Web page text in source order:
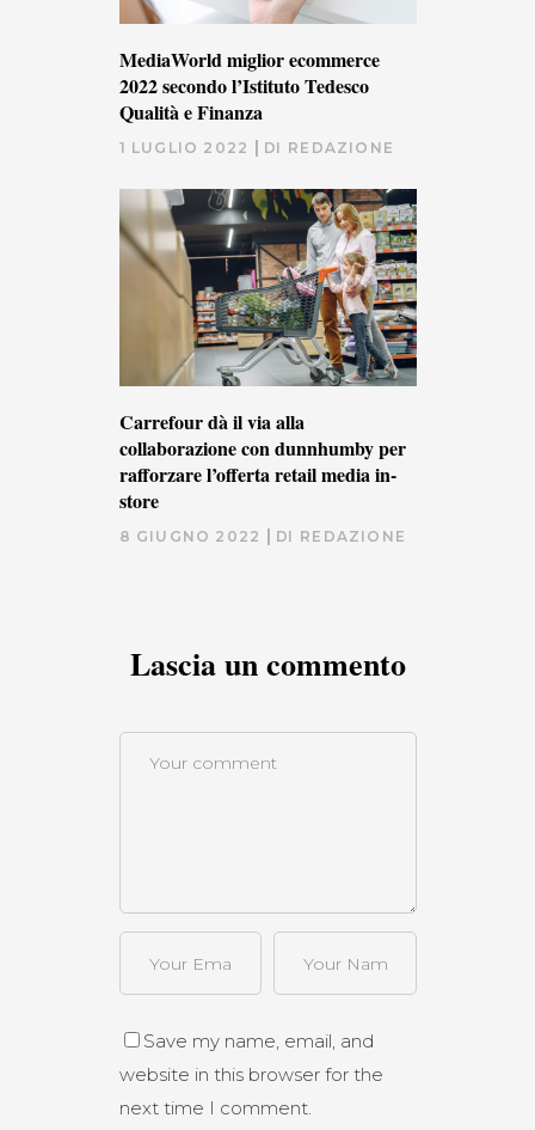
MediaWorld miglior ecommerce
2022 secondo l’Istituto Tedesco
Qualità e Finanza
1 LUGLIO 2022 DI REDAZIONE
Carrefour dà il via alla
collaborazione con dunnhumby per
rafforzare l’offerta retail media in-
store
8 GIUGNO 2022 DI REDAZIONE
Lascia un commento
Save my name, email, and
website in this browser for the
next time I comment.